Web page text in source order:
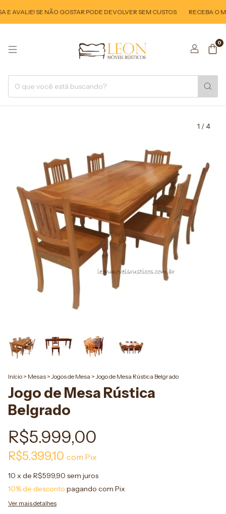
AVALIE! SE NÃO GOSTAR PODE DEVOLVER SEM CUSTOS RECEBA O
0
1 /4
Início > Mesas > Jogos de Mesa > Jogo de Mesa Rústica Belgrado
Jogo de Mesa Rústica
Belgrado
R$5.999,00
R$5.399,10 com Pix
10 x de R$599,90 sem juros
10% de desconto pagando com Pix
Ver mais detalhes